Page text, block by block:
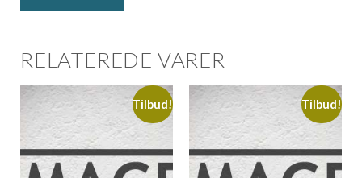
RELATEREDE VARER
Tilbud! Tilbud!